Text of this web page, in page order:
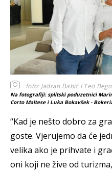
foto: Jadran Babić I Teo
Na fotografiji: splitski poduzetnici
Corto Maltese i Luka Bokavšek -
“Kad je nešto dobro za
goste. Vjerujemo da će
velika ako je prihvate i
oni koji ne žive od